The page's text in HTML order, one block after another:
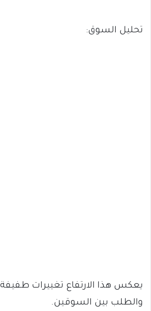
تحليل السوق:
يعكس هذا الارتفاع تغييرات
والطلب بين السوقين.